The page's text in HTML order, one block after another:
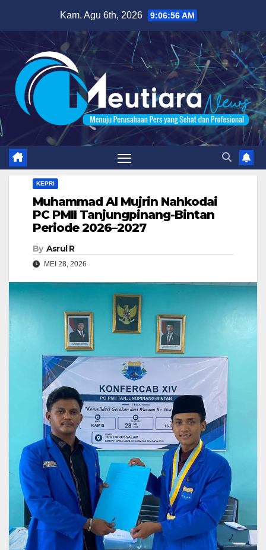
content
Kam. Agu 6th, 2026 9:06:57 AM
KEPRI
Muhammad Al Mujrin Nahkodai
PC PMII Tanjungpinang-Bintan
Periode 2026–2027
By Asrul R
MEI 28, 2026